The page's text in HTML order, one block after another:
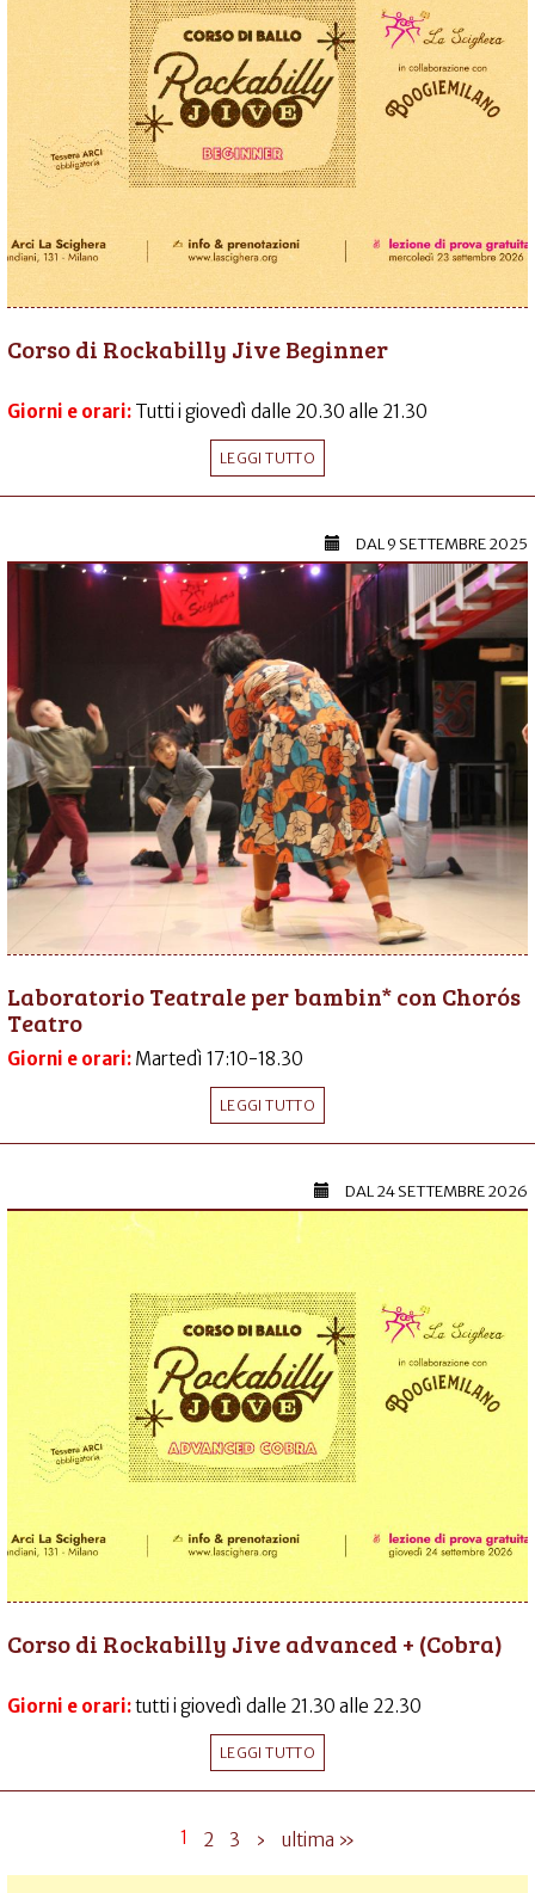
Corso di Rockabilly Jive Beginner
Giorni e orari: Tutti i giovedì dalle 20.30 alle 21.30
LEGGI TUTTO
DAL9 SETTEMBRE 2025
Laboratorio Teatrale per bambin* con Chorós
Teatro
Giorni e orari: Martedì 17:10-18.30
LEGGI TUTTO
DAL24 SETTEMBRE 2026
Corso di Rockabilly Jive advanced + (Cobra)
Giorni e orari:tutti i giovedì dalle 21.30 alle 22.30
LEGGI TUTTO
1 2 3 › ultima »